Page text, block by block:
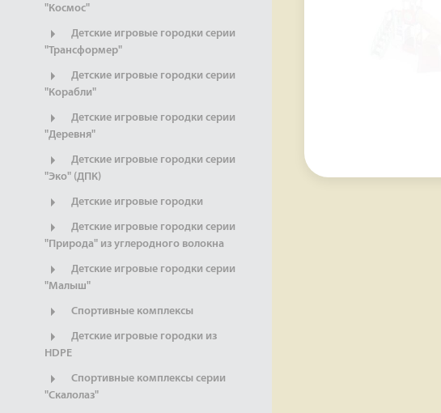
"Космос"
Детские игровые городки серии
"Трансформер"
Детские игровые городки серии
"Корабли"
Детские игровые городки серии
"Деревня"
Детские игровые городки серии
"Эко" (ДПК)
Детские игровые городки
Детские игровые городки серии
"Природа" из углеродного волокна
Детские игровые городки серии
"Малыш"
Спортивные комплексы
Детские игровые городки из
HDPE
Спортивные комплексы серии
"Скалолаз"